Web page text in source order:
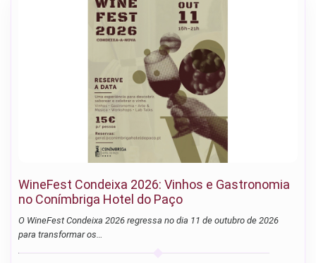
WineFest Condeixa 2026: Vinhos e Gastronomia
no Conímbriga Hotel do Paço
O WineFest Condeixa 2026 regressa no dia 11 de outubro de 2026
para transformar os…